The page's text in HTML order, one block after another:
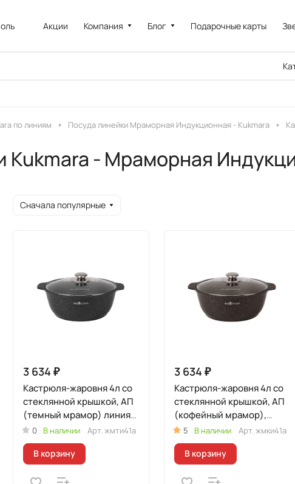
Акции Компания Блог Подарочные карты
по линиям Посуда линейки Мраморная Индукционная - Kukmara
- Мраморная
Сначала популярные
3 634 ₽
Кастрюля-жаровня 4л со
стеклянной крышкой, АП
(темный мрамор) линия
"Мраморная
Индукционная"
0 В наличии Арт. жмти41а
В корзину
3 634 ₽
Кастрюля-жаровня 4л со
стеклянной крышкой, АП
(кофейный мрамор),
линия "Мраморная
Индукционная"
5 В наличии Арт. жмки41а
В корзину